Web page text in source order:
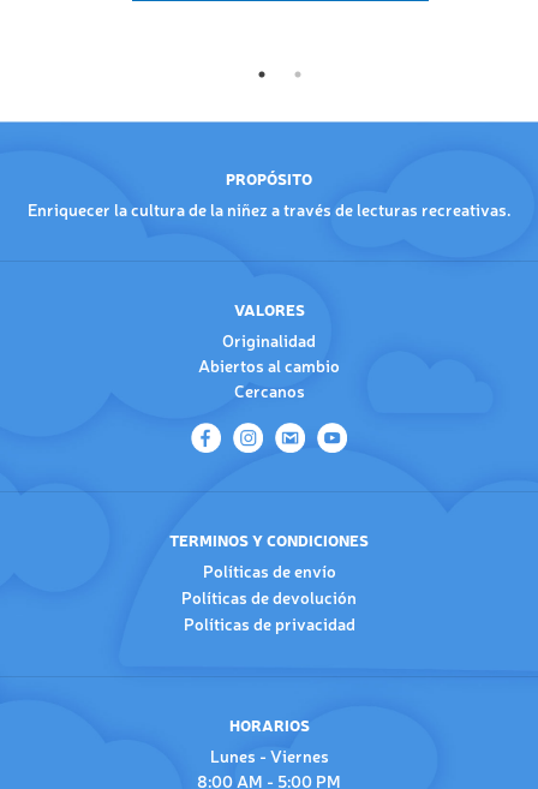
PROPÓSITO
Enriquecer la cultura de la niñez a través de lecturas recreativas.
VALORES
Originalidad
Abiertos al cambio
Cercanos
TERMINOS Y CONDICIONES
Políticas de envío
Políticas de devolución
Políticas de privacidad
HORARIOS
Lunes - Viernes
8:00 AM - 5:00 PM